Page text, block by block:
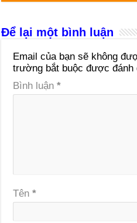
Để lại một bình luận
Email của bạn sẽ không
trường bắt buộc được
Bình luận*
Tên*